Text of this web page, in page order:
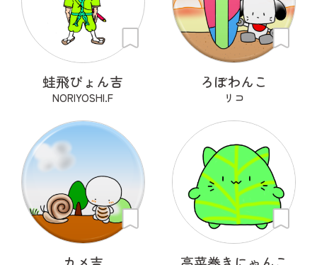
蛙飛ぴょん吉
NORIYOSHI.F
ろぼわんこ
リコ